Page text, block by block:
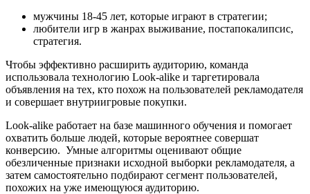
мужчины 18-45 лет, которые играют в стратегии;
любители игр в жанрах выживание, постапокалипсис,
стратегия.
Чтобы эффективно расширить аудиторию, команда
использовала технологию Look-alike и таргетировала
объявления на тех, кто похож на пользователей рекламодателя
и совершает внутриигровые покупки.
Look-alike работает на базе машинного обучения и помогает
охватить больше людей, которые вероятнее совершат
конверсию. Умные алгоритмы оценивают общие
обезличенные признаки исходной выборки рекламодателя, а
затем самостоятельно подбирают сегмент пользователей,
похожих на уже имеющуюся аудиторию.